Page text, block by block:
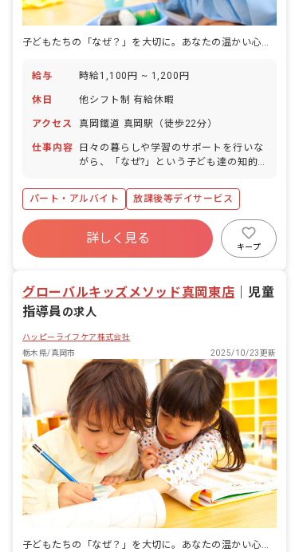
給与 時給1,100円 ~ 1,200円
休日 他シフト制 有給休暇
アクセス 真岡鐵道 真岡駅（徒歩22分）
仕事内容
日々の暮らしや学習のサポートを行いな
がら、「なぜ?」という子ども達の知的
パート・アルバイト
放課後等デイサービス
詳しく見る
キープ
グローバルキッズメソッド真岡東店
児童
指導員 の求人
ハッピーライフケア株式会社
栃木県/真岡市
2025/10/23更新
子どもたちの「なぜ？」を大切に。あなたの温かい心で、未来を育むお手伝いをしませんか？